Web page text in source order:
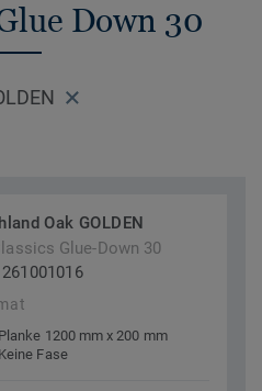
Down 30
Oak GOLDEN
Glue-Down 30
Planke 1200 mm x 200 mm
Keine Fase